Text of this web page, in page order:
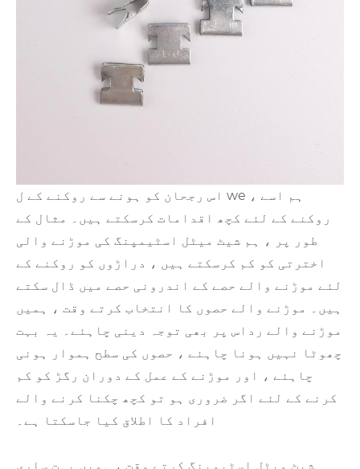
اس رجحان کو ہونے سے روکنے کے ل we ، ہم اسے
روکنے کے لئے کچھ اقدامات کرسکتے ہیں۔ مثال کے
طور پر ، ہم شیٹ میٹل اسٹیمپنگ کی موڑنے والی
اخترتی کو کم کرسکتے ہیں ، دراڑوں کو روکنے کے
لئے موڑنے والے حصے کے اندرونی حصے میں ڈال سکتے
ہیں۔ موڑنے والے حصوں کا انتخاب کرتے وقت ، ہمیں
موڑنے والے رداس پر بھی توجہ دینی چاہئے۔ یہ بہت
چھوٹا نہیں ہونا چاہئے ، حصوں کی سطح ہموار ہونی
چاہئے ، اور موڑنے کے عمل کے دوران رگڑ کو کم
کرنے کے لئے اگر ضروری ہو تو کچھ چکنا کرنے والے
افراد کا اطلاق کیا جاسکتا ہے۔
شیٹ میٹل اسٹیمپنگ کرتے وقت ، ہمیں بہت ساری